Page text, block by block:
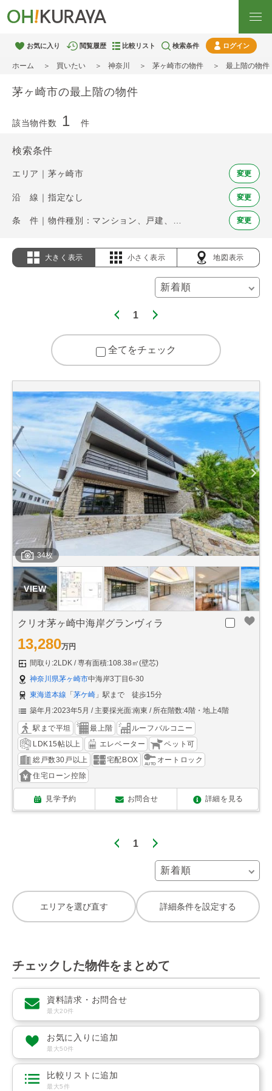
お気に入り 閲覧履歴 比較リスト 検索条件 ログイン
ホーム 買いたい 神奈川 茅ヶ崎市の物件 最上階の物件
茅ヶ崎市の最上階の物件
該当物件数 1 件
検索条件
エリア｜茅ヶ崎市 変更
沿 線｜指定なし 変更
変更
大きく表示 小さく表示 地図表示
1
全てをチェック
34枚
クリオ茅ヶ崎中海岸グランヴィラ
13,280万円
間取り:2LDK
専有面積:108.38㎡(壁芯)
神奈川県茅ヶ崎市中海岸3丁目6-30
東海道本線 「 茅ケ崎 」駅まで 徒歩15分
築年月:2023年5月
主要採光面:南東 所在階数:4階・地上4階
駅まで平坦 最上階
ルーフバルコニー
LDK15帖以上
エレベーター
ペット可
総戸数30戸以上
宅配BOX
オートロック
住宅ローン控除
見学予約 お問合せ 詳細を見る
1
エリアを選び直す 詳細条件を設定する
チェックした物件をまとめて
資料請求・お問合せ
最大20件
お気に入りに追加
最大50件
比較リストに追加
最大5件